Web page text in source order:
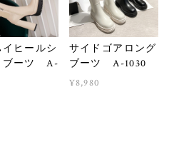
ヒールシ
ブーツ A-
サイドゴアロング
ブーツ A-1030
¥8,980